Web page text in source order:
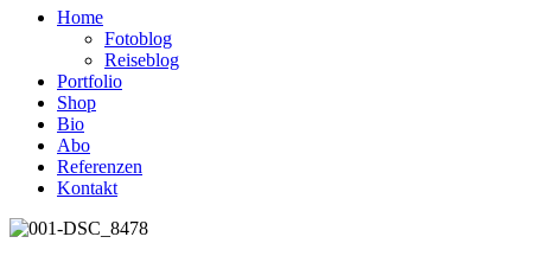
Home
Fotoblog
Reiseblog
Portfolio
Shop
Bio
Abo
Referenzen
Kontakt